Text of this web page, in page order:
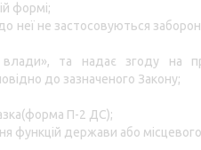
формі;
неї не застосовуються
та надає згоду на
до зазначеного Закону;
П-2 ДС);
функцій держави або